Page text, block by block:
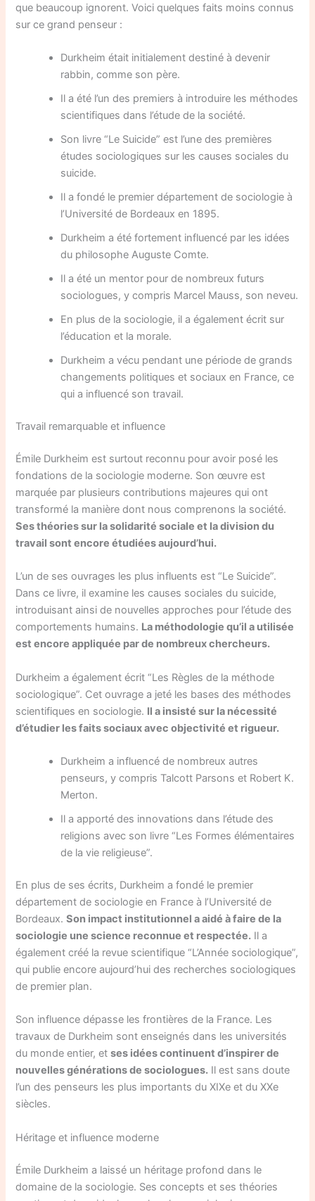
que beaucoup ignorent. Voici quelques faits moins connus
sur ce grand penseur :
Durkheim était initialement destiné à devenir
rabbin, comme son père.
Il a été l’un des premiers à introduire les méthodes
scientifiques dans l’étude de la société.
Son livre “Le Suicide” est l’une des premières
études sociologiques sur les causes sociales du
suicide.
Il a fondé le premier département de sociologie à
l’Université de Bordeaux en 1895.
Durkheim a été fortement influencé par les idées
du philosophe Auguste Comte.
Il a été un mentor pour de nombreux futurs
sociologues, y compris Marcel Mauss, son neveu.
En plus de la sociologie, il a également écrit sur
l’éducation et la morale.
Durkheim a vécu pendant une période de grands
changements politiques et sociaux en France, ce
qui a influencé son travail.
Travail remarquable et influence
Émile Durkheim est surtout reconnu pour avoir posé les
fondations de la sociologie moderne. Son œuvre est
marquée par plusieurs contributions majeures qui ont
transformé la manière dont nous comprenons la société.
Ses théories sur la solidarité sociale et la division du
travail sont encore étudiées aujourd’hui.
L’un de ses ouvrages les plus influents est “Le Suicide”.
Dans ce livre, il examine les causes sociales du suicide,
introduisant ainsi de nouvelles approches pour l’étude des
comportements humains. La méthodologie qu’il a utilisée
est encore appliquée par de nombreux chercheurs.
Durkheim a également écrit “Les Règles de la méthode
sociologique”. Cet ouvrage a jeté les bases des méthodes
scientifiques en sociologie. Il a insisté sur la nécessité
d’étudier les faits sociaux avec objectivité et rigueur.
Durkheim a influencé de nombreux autres
penseurs, y compris Talcott Parsons et Robert K.
Merton.
Il a apporté des innovations dans l’étude des
religions avec son livre “Les Formes élémentaires
de la vie religieuse”.
En plus de ses écrits, Durkheim a fondé le premier
département de sociologie en France à l’Université de
Bordeaux.Son impact institutionnel a aidé à faire de la
sociologie une science reconnue et respectée. Il a
également créé la revue scientifique “L’Année sociologique”,
qui publie encore aujourd’hui des recherches sociologiques
de premier plan.
Son influence dépasse les frontières de la France. Les
travaux de Durkheim sont enseignés dans les universités
du monde entier, etses idées continuent d’inspirer de
nouvelles générations de sociologues. Il est sans doute
l’un des penseurs les plus importants du XIXe et du XXe
siècles.
Héritage et influence moderne
Émile Durkheim a laissé un héritage profond dans le
domaine de la sociologie. Ses concepts et ses théories